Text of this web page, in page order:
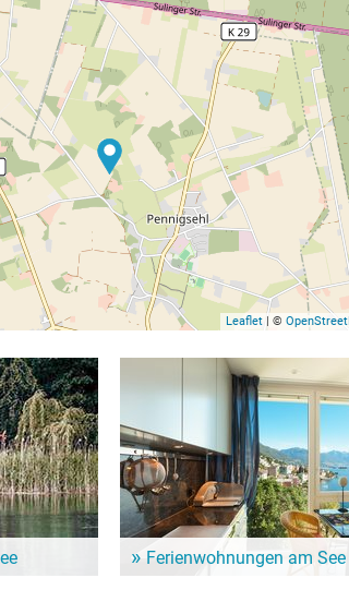
Leaflet | ©
Ferienwohnungen am See